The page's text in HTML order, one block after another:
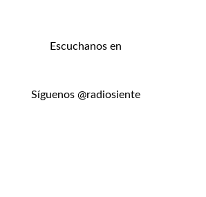
Escuchanos en
Síguenos @radiosiente